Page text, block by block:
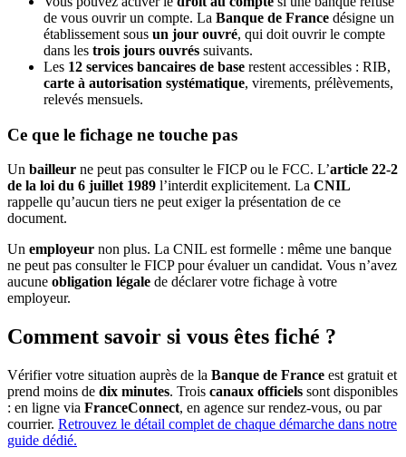
de vous ouvrir un compte. La Banque de France désigne un
établissement sous un jour ouvré, qui doit ouvrir le compte
dans les trois jours ouvrés suivants.
Les 12 services bancaires de base restent accessibles : RIB,
carte à autorisation systématique, virements, prélèvements,
relevés mensuels.
Ce que le fichage ne touche pas
Un bailleur ne peut pas consulter le FICP ou le FCC. L’article 22-2
de la loi du 6 juillet 1989 l’interdit explicitement. La CNIL
rappelle qu’aucun tiers ne peut exiger la présentation de ce
document.
Un employeur non plus. La CNIL est formelle : même une banque
ne peut pas consulter le FICP pour évaluer un candidat. Vous n’avez
aucune obligation légale de déclarer votre fichage à votre
employeur.
Comment savoir si vous êtes fiché ?
Vérifier votre situation auprès de la Banque de France est gratuit et
prend moins de dix minutes. Trois canaux officiels sont disponibles
: en ligne via FranceConnect, en agence sur rendez-vous, ou par
courrier. Retrouvez le détail complet de chaque démarche dans notre
guide dédié.